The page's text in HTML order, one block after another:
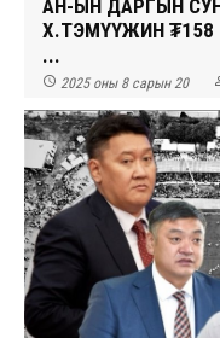
АН-ЫН ДАРГЫН
Х.ТЭМҮҮЖИН
...
 2025 оны 8 сарын 20